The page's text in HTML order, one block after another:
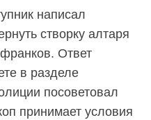
написал
створку алтаря
Ответ
в разделе
посоветовал
принимает условия